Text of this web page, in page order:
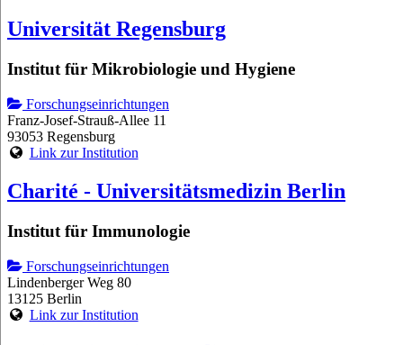
Universität Regensburg
Institut für Mikrobiologie und Hygiene
Forschungseinrichtungen
Franz-Josef-Strauß-Allee 11
93053 Regensburg
Link zur Institution
Charité - Universitätsmedizin Berlin
Institut für Immunologie
Forschungseinrichtungen
Lindenberger Weg 80
13125 Berlin
Link zur Institution